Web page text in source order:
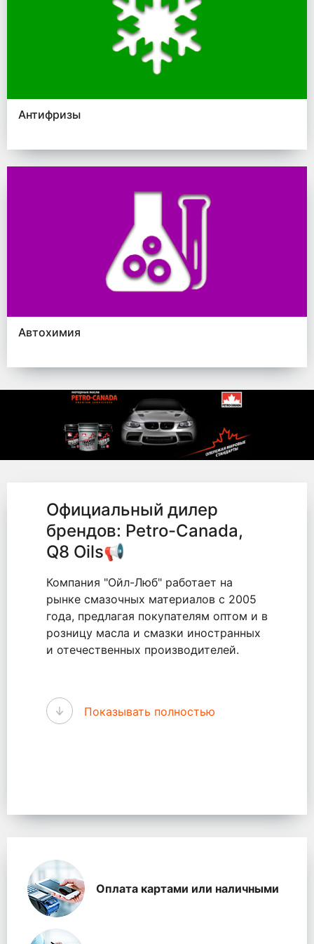
Антифризы
Автохимия
Официальный дилер
брендов: Petro-Canada,
Q8 Oils📢
Компания "Ойл-Люб" работает на
рынке смазочных материалов с 2005
года, предлагая покупателям оптом и в
розницу масла и смазки иностранных
и отечественных производителей.
В портфеле продуктов, предлагаемых
нашей компанией только ведущие
бренды крупнейших мировых
производителей: BMW-Mini, Mercedes-
Hyundai/KIA, Nissan Сбалансированный
подбор брендов позволяет предлагать
клиентам максимально широкий
ассортимент продукции и решений,
охватывающих все современные
Показывать полностью
Оплата картами или наличными